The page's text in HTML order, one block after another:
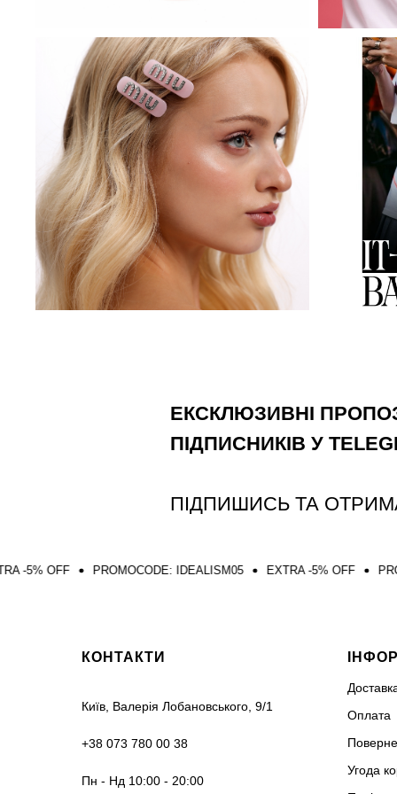
ЕКСКЛЮЗИВНІ
ПІДПИСНИКІВ У
ПІДПИШИСЬ ТА
PROMOCODE: IDEALISM05 EXTRA -5% OFF PROMOCODE:
КОНТАКТИ
Київ, Валерія Лобановського, 9/1
+38 073 780 00 38
Пн - Нд 10:00 - 20:00
Оплата
Угода